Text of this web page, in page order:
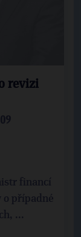
revizi
financí
o případné
...